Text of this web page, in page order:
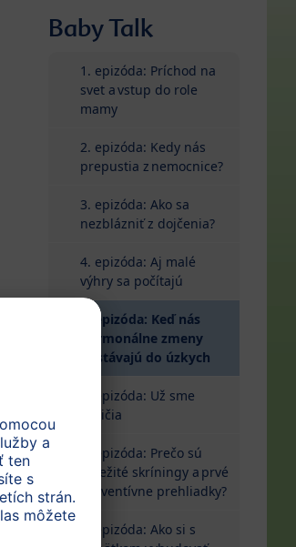
Baby Talk
1. epizóda: Príchod na
svet a vstup do role
mamy
2. epizóda: Kedy nás
prepustia z nemocnice?
3. epizóda: Ako sa
nezblázniť z dojčenia?
4. epizóda: Aj malé
výhry sa počítajú
5. epizóda: Keď nás
hormonálne zmeny
dostávajú do úzkych
6. epizóda: Už sme
rodičia
7. epizóda: Prečo sú
dôležité skríningy a prvé
preventívne prehliadky?
8. epizóda: Ako si s